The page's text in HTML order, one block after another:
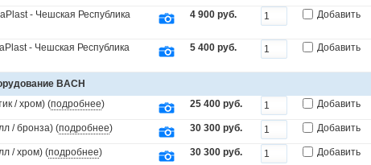
- Чешская Республика
4 900 руб. Добавить
- Чешская Республика
5 400 руб. Добавить
BACH
/ хром) (подробнее) 25 400 руб. Добавить
/ бронза) (подробнее) 30 300 руб. Добавить
/ хром) (подробнее) 30 300 руб. Добавить